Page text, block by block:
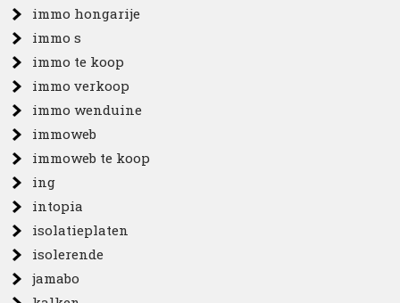
immo hongarije
immo s
immo te koop
immo verkoop
immo wenduine
immoweb
immoweb te koop
ing
intopia
isolatieplaten
isolerende
jamabo